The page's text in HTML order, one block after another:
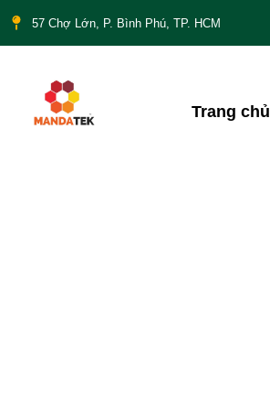
57 Chợ Lớn, P. Bình Phú, TP. HCM
Trang chủ